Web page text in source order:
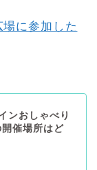
場に参加した
ンおしゃべり
催場所はど